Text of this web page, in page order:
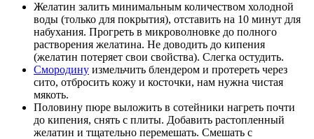
Желатин залить минимальным количеством холодной
воды (только для покрытия), отставить на 10 минут для
набухания. Прогреть в микроволновке до полного
растворения желатина. Не доводить до кипения
(желатин потеряет свои свойства). Слегка остудить.
Смородину измельчить блендером и протереть через
сито, отбросить кожу и косточки, нам нужна чистая
мякоть.
Половину пюре выложить в сотейники нагреть почти
до кипения, снять с плиты. Добавить растопленный
желатин и тщательно перемешать. Смешать с